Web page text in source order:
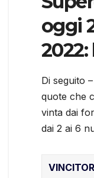
oggi
Di seguito
quote che
vinta dai
dai 2 ai 6